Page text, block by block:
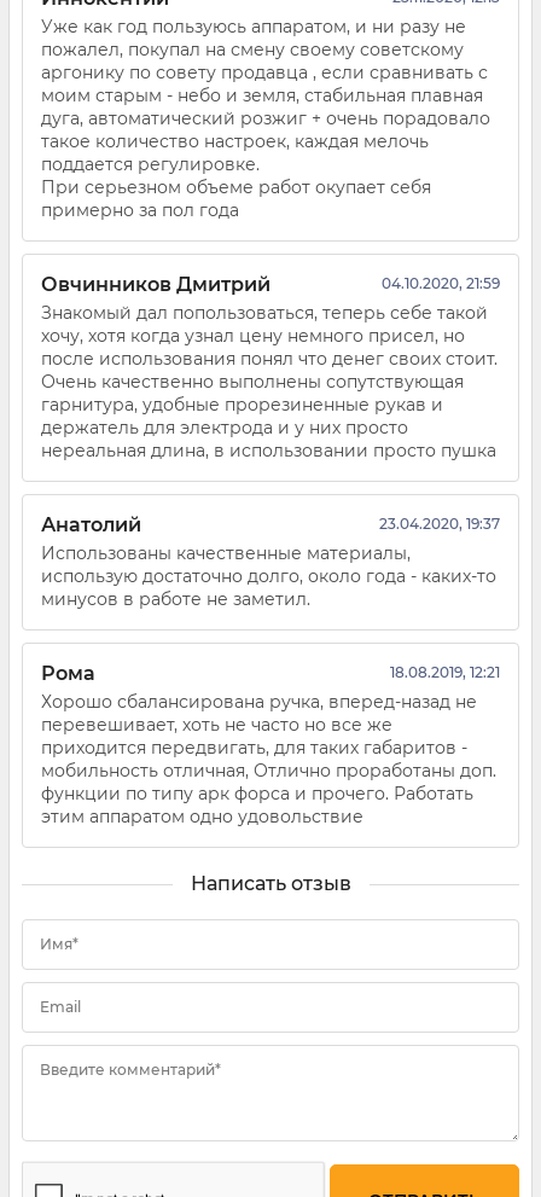
Уже как год пользуюсь аппаратом, и ни разу не
пожалел, покупал на смену своему советскому
аргонику по совету продавца , если сравнивать с
моим старым - небо и земля, стабильная плавная
дуга, автоматический розжиг + очень порадовало
такое количество настроек, каждая мелочь
поддается регулировке.
При серьезном объеме работ окупает себя
примерно за пол года
Овчинников Дмитрий 04.10.2020, 21:59
Знакомый дал попользоваться, теперь себе такой
хочу, хотя когда узнал цену немного присел, но
после использования понял что денег своих стоит.
Очень качественно выполнены сопутствующая
гарнитура, удобные прорезиненные рукав и
держатель для электрода и у них просто
нереальная длина, в использовании просто пушка
Анатолий 23.04.2020, 19:37
Использованы качественные материалы,
использую достаточно долго, около года - каких-то
минусов в работе не заметил.
Рома 18.08.2019, 12:21
Хорошо сбалансирована ручка, вперед-назад не
перевешивает, хоть не часто но все же
приходится передвигать, для таких габаритов -
мобильность отличная, Отлично проработаны доп.
функции по типу арк форса и прочего. Работать
этим аппаратом одно удовольствие
Написать отзыв
Имя*
Email
Введите комментарий*